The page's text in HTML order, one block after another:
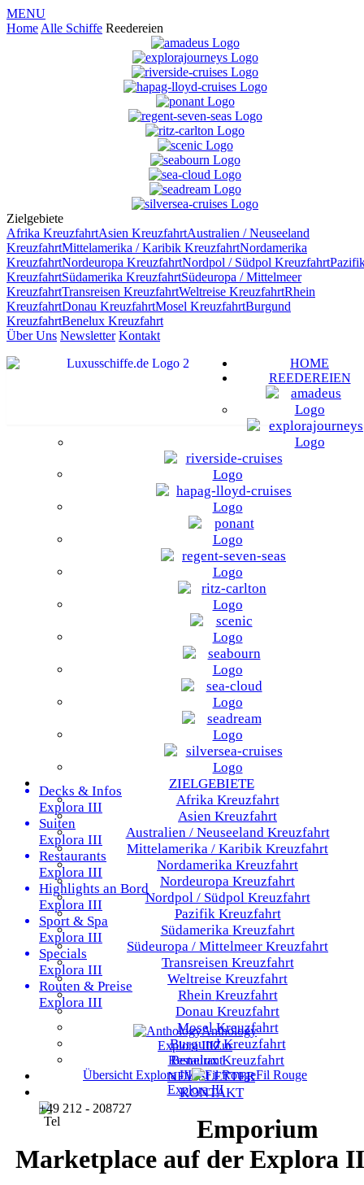
MENU
Home Alle Schiffe Reedereien
Zielgebiete
Afrika KreuzfahrtAsien KreuzfahrtAustralien / Neuseeland
KreuzfahrtMittelamerika / Karibik KreuzfahrtNordamerika
KreuzfahrtNordeuropa KreuzfahrtNordpol / Südpol Kreuzfahrt
KreuzfahrtSüdamerika KreuzfahrtSüdeuropa / Mittelmeer
KreuzfahrtTransreisen KreuzfahrtWeltreise KreuzfahrtRhein
KreuzfahrtDonau KreuzfahrtMosel KreuzfahrtBurgund
KreuzfahrtBenelux Kreuzfahrt
Über Uns Newsletter Kontakt
HOME
REEDEREIEN
ZIELGEBIETE
Afrika Kreuzfahrt
Asien Kreuzfahrt
Australien / Neuseeland Kreuzfahrt
Mittelamerika / Karibik Kreuzfahrt
Nordamerika Kreuzfahrt
Nordeuropa Kreuzfahrt
Nordpol / Südpol Kreuzfahrt
Pazifik Kreuzfahrt
Südamerika Kreuzfahrt
Südeuropa / Mittelmeer Kreuzfahrt
Transreisen Kreuzfahrt
Weltreise Kreuzfahrt
Rhein Kreuzfahrt
Donau Kreuzfahrt
MoselKreuzfahrt
BurgundKreuzfahrt
BeneluxKreuzfahrt
NEWSLETTER
KONTAKT
+49 212 - 208727
Decks & Infos
Explora III
Suiten
Explora III
Restaurants
Explora III
Highlights an Bord
Explora III
Sport & Spa
Explora III
Specials
Explora III
Routen & Preise
Explora III
Anthology
Explora IIIZur
Restaurant
Übersicht Explora III
Fil Rouge
Explora III
Emporium
Marketplace auf der Explora